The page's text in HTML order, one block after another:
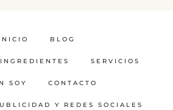
BLOG
SERVICIOS
SOY CONTACTO
Y REDES SOCIALES